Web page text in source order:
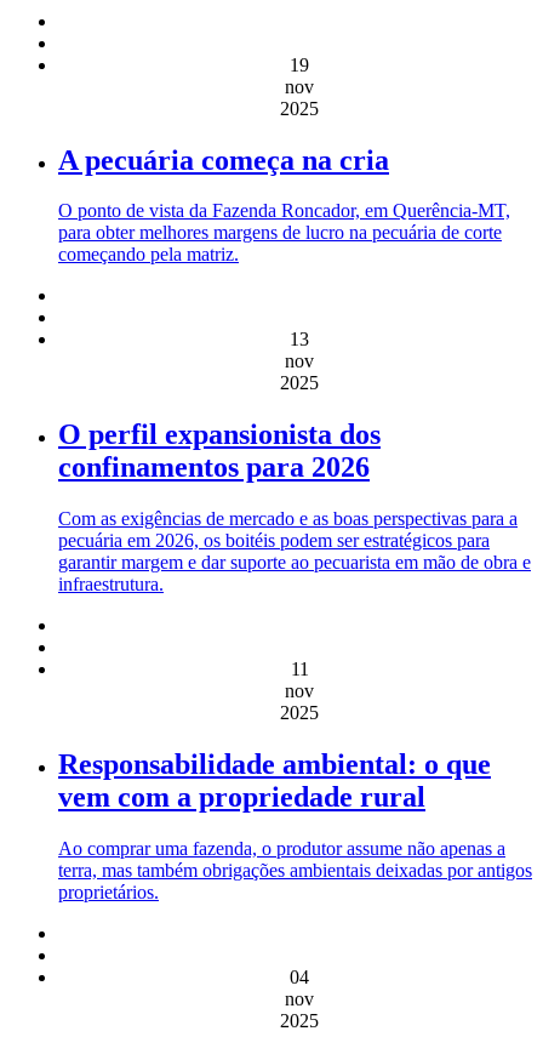
19
nov
2025
A pecuária começa na cria
O ponto de vista da Fazenda Roncador, em Querência-MT,
para obter melhores margens de lucro na pecuária de corte
começando pela matriz.
13
nov
2025
O perfil expansionista dos
confinamentos para 2026
Com as exigências de mercado e as boas perspectivas para a
pecuária em 2026, os boitéis podem ser estratégicos para
garantir margem e dar suporte ao pecuarista em mão de obra e
infraestrutura.
11
nov
2025
Responsabilidade ambiental: o que
vem com a propriedade rural
Ao comprar uma fazenda, o produtor assume não apenas a
terra, mas também obrigações ambientais deixadas por antigos
proprietários.
04
nov
2025